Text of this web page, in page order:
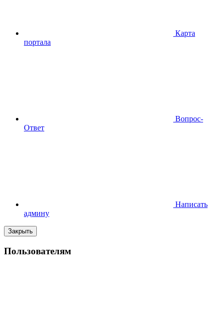
Карта
портала
Вопрос-
Ответ
Написать
админу
Закрыть
Пользователям